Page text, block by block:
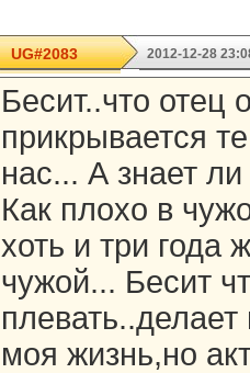
UG#2083 2012-12-28
Бесит..что
прикрывается
нас... А знает
Как плохо в
хоть и три года
чужой... Бесит
моя жизнь,но